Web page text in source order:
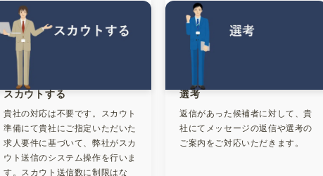
スカウトする
貴社の対応は不要です。スカウト
準備にて貴社にご指定いただいた
求人要件に基づいて、弊社がスカ
ウト送信のシステム操作を行いま
す。スカウト送信数に制限はな
選考
返信があった候補者に対して、貴
社にてメッセージの返信や選考の
ご案内をご対応いただきます。